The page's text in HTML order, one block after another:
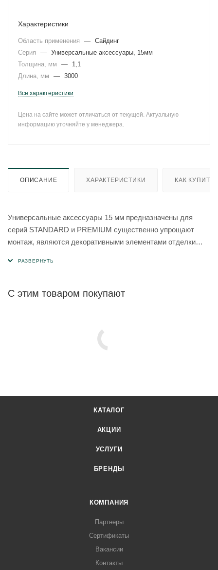
Характеристики
Область применения — Сайдинг
Серия
— Универсальные аксессуары, 15мм
Толщина, мм
—
1,1
Длина, мм
— 3000
Все характеристики
Цена на сайте может отличаться от текущей. Актуальную
информацию уточняйте у менеджера.
ОПИСАНИЕ ХАРАКТЕРИСТИКИ КАК КУПИТЬ
Универсальные аксессуары 15 мм предназначены для
серий STANDARD и PREMIUM существенно упрощают
монтаж, являются декоративными элементами отделки
С этим товаром покупают
КАТАЛОГ
АКЦИИ
УСЛУГИ
БРЕНДЫ
КОМПАНИЯ
Партнеры
Сертификаты
Вакансии
Контакты